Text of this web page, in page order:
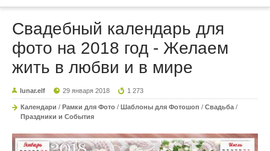
Свадебный календарь для
фото на 2018 год - Желаем
жить в любви и в мире
lunar.elf 29 января 2018 1 273
Календари / Рамки для Фото / Шаблоны для Фотошоп / Свадьба /
Праздники и События